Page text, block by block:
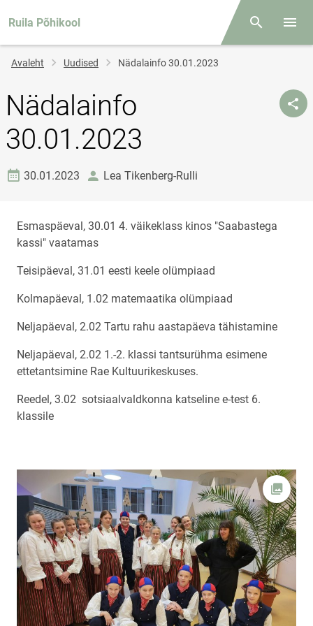
Ruila Põhikool Otsing
Jälglink
Avaleht Uudised Nädalainfo 30.01.2023
Nädalainfo
30.01.2023
Loomise kuupäev
30.01.2023 autorLea Tikenberg-Rulli
Esmaspäeval, 30.01 4. väikeklass kinos "Saabastega
kassi" vaatamas
Teisipäeval, 31.01 eesti keele olümpiaad
Kolmapäeval, 1.02 matemaatika olümpiaad
Neljapäeval, 2.02 Tartu rahu aastapäeva tähistamine
Neljapäeval, 2.02 1.-2. klassi tantsurühma esimene
ettetantsimine Rae Kultuurikeskuses.
Reedel, 3.02 sotsiaalvaldkonna katseline e-test 6.
klassile
Ava